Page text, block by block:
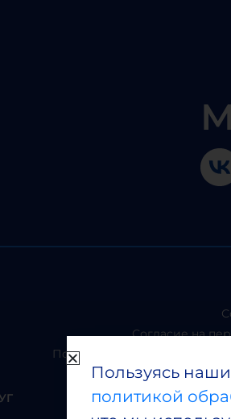
Согласие на
Положение о работе с
Положение
Пользуясь
политикой